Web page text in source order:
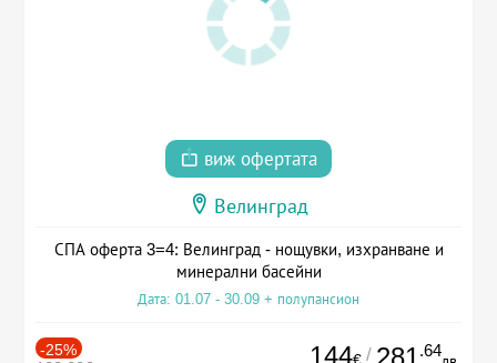
виж офертата
Велинград
СПА оферта 3=4: Велинград - нощувки, изхранване и
минерални басейни
Дата: 01.07 - 30.09 + полупансион
-25% 144 / 281 .64